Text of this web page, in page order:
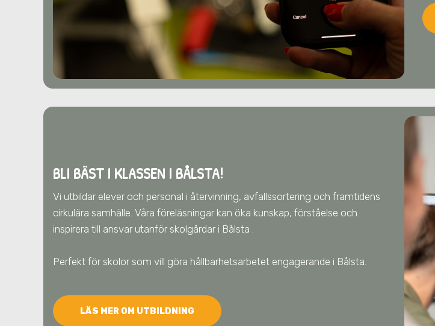
BLI BÄST I KLASSEN I BÅLSTA!
Vi utbildar elever och personal i återvinning, avfallssortering och framtidens
cirkulära samhälle. Våra föreläsningar kan öka kunskap, förståelse och
inspirera till ansvar utanför skolgårdar i Bålsta
Perfekt för skolor som vill göra hållbarhetsarbetet engagerande i Bålsta
LÄS MER OM UTBILDNING